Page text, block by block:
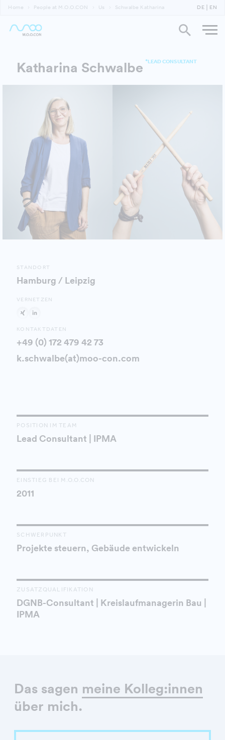
Home People at M.O.O.CON Us Schwalbe Katharina DE EN
Katharina Schwalbe *LEAD CONSULTANT
STANDORT
Hamburg / Leipzig
VERNETZEN
KONTAKTDATEN
+49 (0) 172 479 42 73
k.schwalbe(at)moo-con.com
POSITION IM TEAM
Lead Consultant | IPMA
EINSTIEG BEI M.O.O.CON
2011
SCHWERPUNKT
Projekte steuern, Gebäude entwickeln
ZUSATZQUALIFIKATION
DGNB-Consultant | Kreislaufmanagerin Bau |
IPMA
Das sagen meine Kolleg:innen
über mich.